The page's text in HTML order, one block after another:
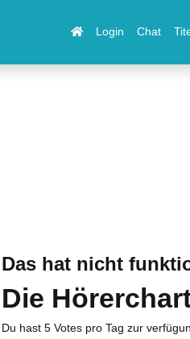
Login Chat
Das hat nicht
Die
Du hast 5 Votes pro Tag zur